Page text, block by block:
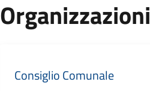
Organizzazioni
Consiglio Comunale